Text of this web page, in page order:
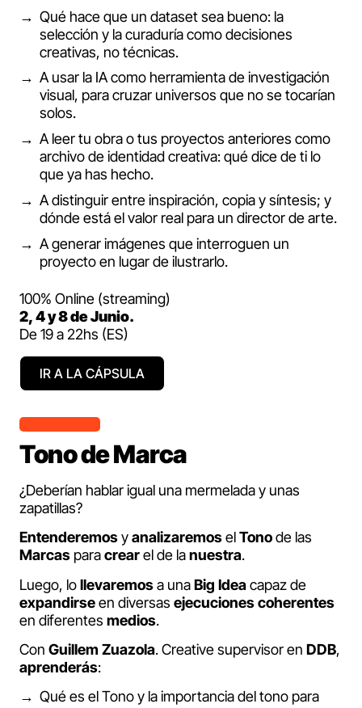
Qué hace que un dataset sea bueno: la
selección y la curaduría como decisiones
creativas, no técnicas.
A usar la IA como herramienta de investigación
visual, para cruzar universos que no se tocarían
solos.
A leer tu obra o tus proyectos anteriores como
archivo de identidad creativa: qué dice de ti lo
que ya has hecho.
A distinguir entre inspiración, copia y síntesis; y
dónde está el valor real para un director de arte.
A generar imágenes que interroguen un
proyecto en lugar de ilustrarlo.
100% Online (streaming)
2, 4 y 8 de Junio.
De 19 a 22hs (ES)
IR A LA CÁPSULA
Tono de Marca
¿Deberían hablar igual una mermelada y unas
zapatillas?
EntenderemosyanalizaremoselTonode las
Marcas paracrearel de lanuestra.
Luego, lollevaremosa unaBig Ideacapaz de
expandirseen diversas ejecucionescoherentes
en diferentes medios.
Con Guillem Zuazola. Creative supervisor en DDB,
aprenderás:
Qué es el Tono y la importancia del tono para